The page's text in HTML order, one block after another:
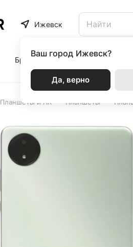
Ижевск
Ваш город Ижевск?
Да, верно
Бренды Статьи Акции
Планшеты и ПК Планшеты